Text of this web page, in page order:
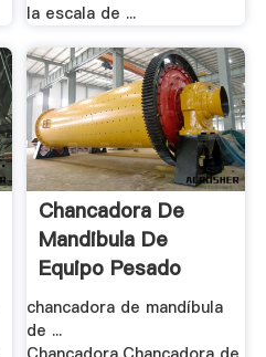
la escala de ...
Chancadora De
Mandibula De
Equipo Pesado
chancadora de mandíbula
de ...